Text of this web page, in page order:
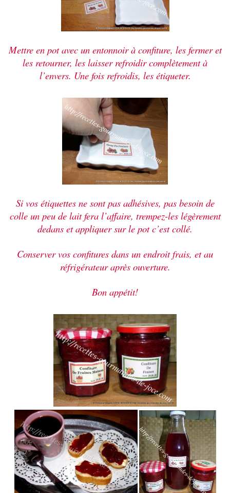
Mettre en pot avec un entonnoir à confiture, les fermer et
les retourner, les laisser refroidir complètement à
l’envers. Une fois refroidis, les étiqueter.
Si vos étiquettes ne sont pas adhésives, pas besoin de
colle un peu de lait fera l’affaire, trempez-les légèrement
dedans et appliquer sur le pot c’est collé.
Conserver vos confitures dans un endroit frais, et au
réfrigérateur après ouverture.
Bon appétit!